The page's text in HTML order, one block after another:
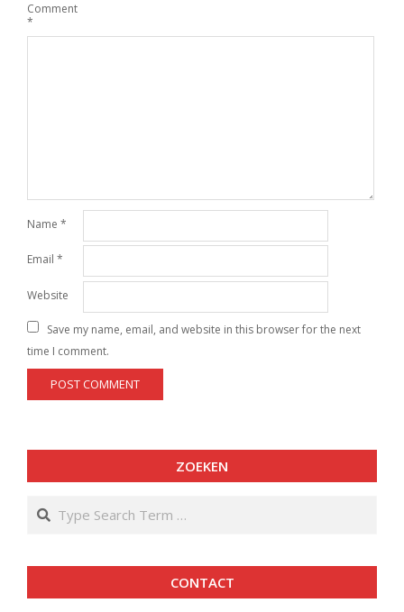
Comment
*
Name *
Email *
Website
Save my name, email, and website in this browser for the next
time I comment.
ZOEKEN
Search
CONTACT